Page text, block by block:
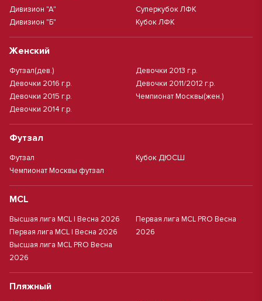
Дивизион "А"
Дивизион "Б"
Суперкубок ЛФК
Кубок ЛФК
Женский
Футзал(дев.)
Девочки 2016 г.р.
Девочки 2015 г.р.
Девочки 2014 г.р.
Девочки 2013 г.р.
Девочки 2011/2012 г.р.
Чемпионат Москвы(жен.)
Футзал
Футзал
Чемпионат Москвы футзал
Кубок ДЮСШ
MCL
Высшая лига MCL | Весна 2026
Первая лига MCL | Весна 2026
Высшая лига MCL PRO Весна
2026
Первая лига MCL PRO Весна
2026
Пляжный